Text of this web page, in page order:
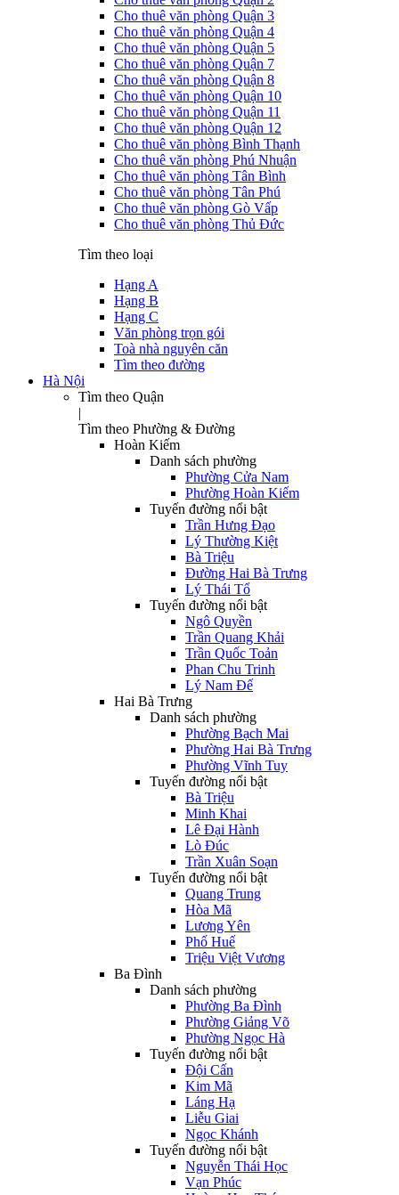
Cho thuê văn phòng Quận 3
Cho thuê văn phòng Quận 4
Cho thuê văn phòng Quận 5
Cho thuê văn phòng Quận 7
Cho thuê văn phòng Quận 8
Cho thuê văn phòng Quận 10
Cho thuê văn phòng Quận 11
Cho thuê văn phòng Quận 12
Cho thuê văn phòng Bình Thạnh
Cho thuê văn phòng Phú Nhuận
Cho thuê văn phòng Tân Bình
Cho thuê văn phòng Tân Phú
Cho thuê văn phòng Gò Vấp
Cho thuê văn phòng Thủ Đức
Tìm theo loại
Hạng A
Hạng B
Hạng C
Văn phòng trọn gói
Toà nhà nguyên căn
Tìm theo đường
Hà Nội
Tìm theo Quận
|
Tìm theo Phường & Đường
Hoàn Kiếm
Danh sách phường
Phường Cửa Nam
Phường Hoàn Kiếm
Tuyến đường nổi bật
Trần Hưng Đạo
Lý Thường Kiệt
Bà Triệu
Đường Hai Bà Trưng
Lý Thái Tổ
Tuyến đường nổi bật
Ngô Quyền
Trần Quang Khải
Trần Quốc Toản
Phan Chu Trinh
Lý Nam Đế
Hai Bà Trưng
Danh sách phường
Phường Bạch Mai
Phường Hai Bà Trưng
Phường Vĩnh Tuy
Tuyến đường nổi bật
Bà Triệu
Minh Khai
Lê Đại Hành
Lò Đúc
Trần Xuân Soạn
Tuyến đường nổi bật
Quang Trung
Hòa Mã
Lương Yên
Phố Huế
Triệu Việt Vương
Ba Đình
Danh sách phường
Phường Ba Đình
Phường Giảng Võ
Phường Ngọc Hà
Tuyến đường nổi bật
Đội Cấn
Kim Mã
Láng Hạ
Liễu Giai
Ngọc Khánh
Tuyến đường nổi bật
Nguyễn Thái Học
Vạn Phúc